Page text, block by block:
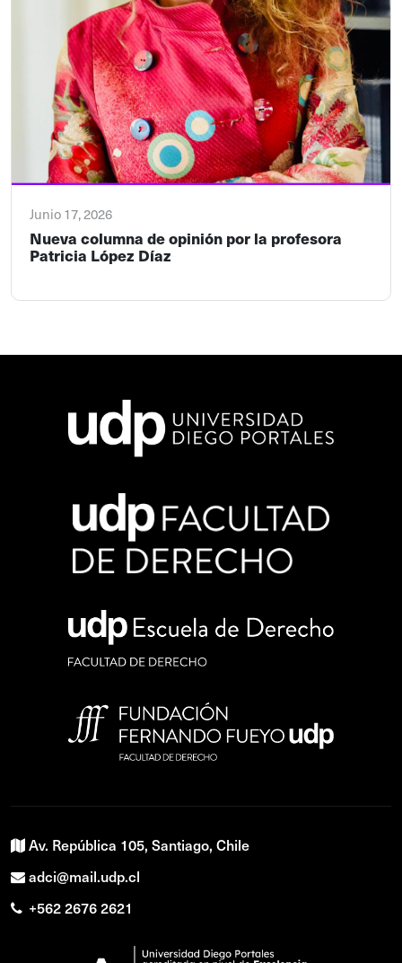
Junio 17, 2026
Nueva columna de opinión por la profesora
Patricia López Díaz
Av. República 105, Santiago, Chile
adci@mail.udp.cl
+562 2676 2621